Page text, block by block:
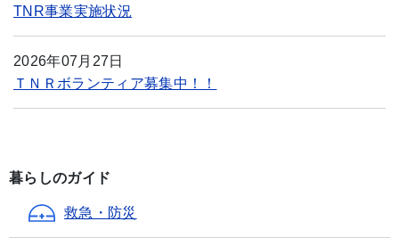
TNR事業実施状況
2026年07月27日
ＴＮＲボランティア募集中！！
暮らしのガイド
救急・防災